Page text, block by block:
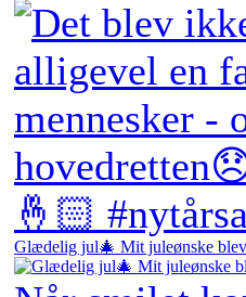
Glædelig jul🎄 Mit juleønske